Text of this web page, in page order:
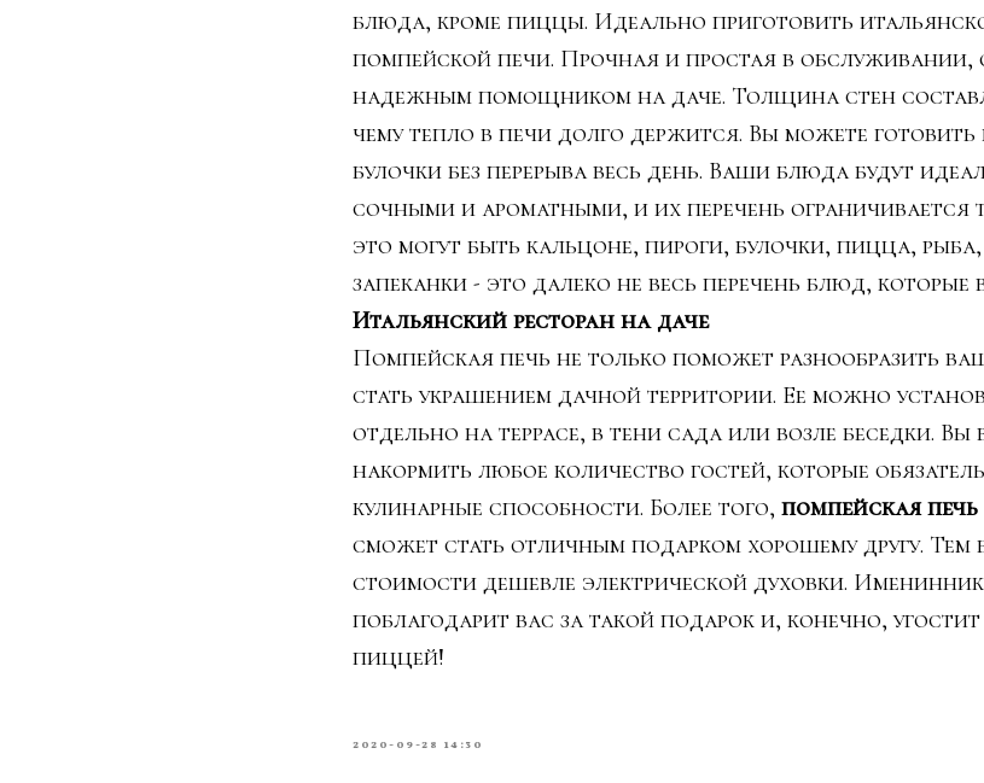
блюда, кроме пиццы. Идеально приготовить
помпейской печи. Прочная и простая в
надежным помощником на даче. Толщина стен
чему тепло в печи долго держится. Вы можете
булочки без перерыва весь день. Ваши блюда будут
сочными и ароматными, и их перечень ограничивается
это могут быть кальцоне, пироги, булочки, пицца,
запеканки - это далеко не весь перечень блюд,
Итальянский ресторан на даче
Помпейская печь не только поможет разнообразить
стать украшением дачной территории. Ее можно
отдельно на террасе, в тени сада или возле беседки.
накормить любое количество гостей, которые
кулинарные способности. Более того, помпейская
сможет стать отличным подарком хорошему другу. Тем
стоимости дешевле электрической духовки.
поблагодарит вас за такой подарок и, конечно,
пиццей!
2020-09-28 14:30